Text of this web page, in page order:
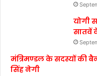
योगी
सातवें
मंत्रिमण्डल के सदस्यों की
सिंह नेगी